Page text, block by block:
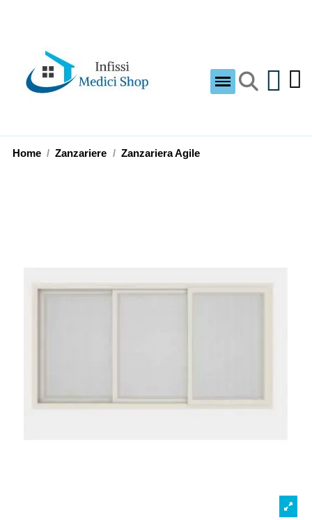
Home Zanzariere Zanzariera Agile